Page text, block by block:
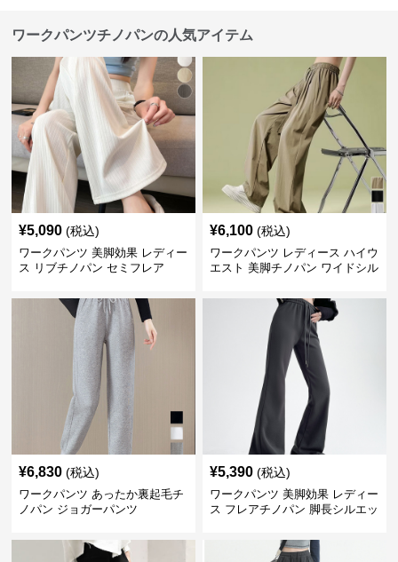
ワークパンツチノパンの人気アイテム
¥5,090 (税込)
ワークパンツ 美脚効果 レディー
ス リブチノパン セミフレア
¥6,100 (税込)
ワークパンツ レディース ハイウ
エスト 美脚チノパン ワイドシル
¥6,830 (税込)
ワークパンツ あったか裏起毛チ
ノパン ジョガーパンツ
¥5,390 (税込)
ワークパンツ 美脚効果 レディー
ス フレアチノパン 脚長シルエッ